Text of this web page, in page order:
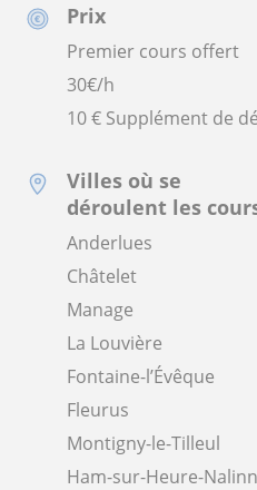
Prix
Premier cours offert
30€/h
10 € Supplément de
Villes où se
déroulent les
Anderlues
Châtelet
Manage
La Louvière
Fontaine-l’Évêque
Fleurus
Montigny-le-Tilleul
Ham-sur-Heure-